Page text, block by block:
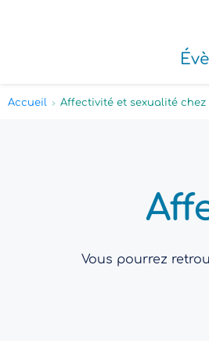
Accueil Affectivité et sexualité chez
Vous pourrez